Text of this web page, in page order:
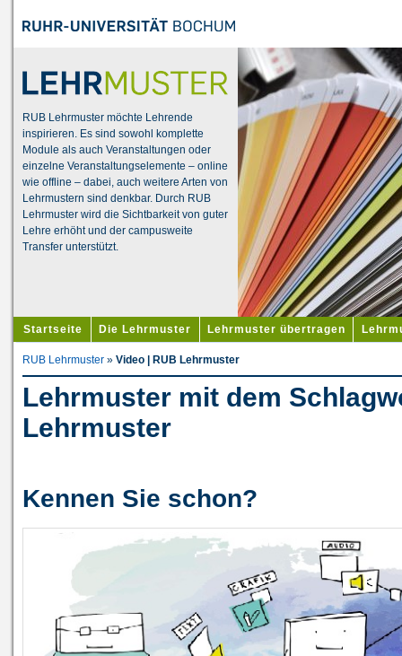
RUB Lehrmuster möchte Lehrende
inspirieren. Es sind sowohl komplette
Module als auch Veranstaltungen oder
einzelne Veranstaltungselemente – online
wie offline – dabei, auch weitere Arten von
Lehrmustern sind denkbar. Durch RUB
Lehrmuster wird die Sichtbarkeit von guter
Lehre erhöht und der campusweite
Transfer unterstützt.
Startseite Die Lehrmuster Lehrmuster übertragen
RUB Lehrmuster » Video | RUB Lehrmuster
Lehrmuster mit dem
Lehrmuster
Kennen Sie schon?